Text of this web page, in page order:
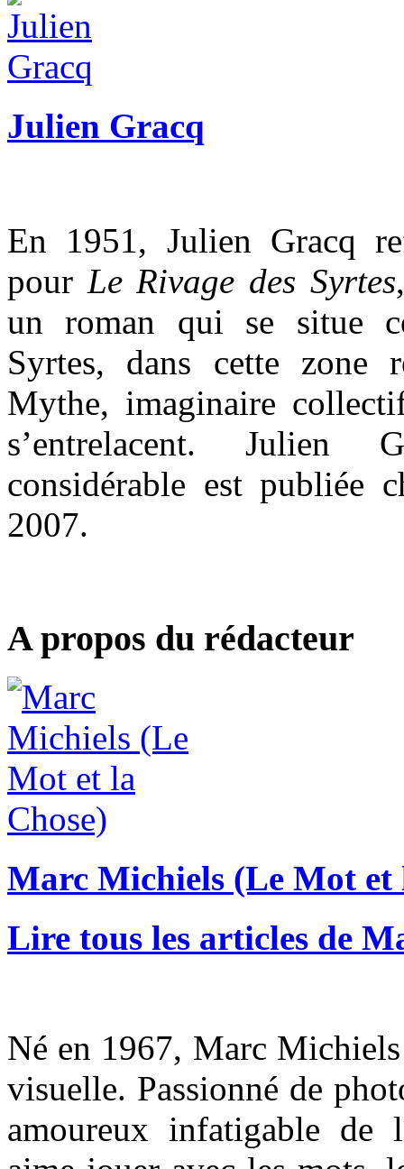
Julien Gracq
En 1951, Julien Gracq
pour Le Rivage des Syrtes
un roman qui se situe
Syrtes, dans cette zone
Mythe, imaginaire
s’entrelacent. Julien
considérable est publiée
2007.
A propos du rédacteur
Marc Michiels (Le Mot et
Lire tous les articles de
Né en 1967, Marc
visuelle. Passionné de
amoureux infatigable de